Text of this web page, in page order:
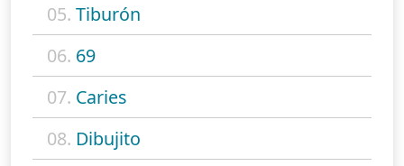
05. Tiburón
06. 69
07. Caries
08. Dibujito